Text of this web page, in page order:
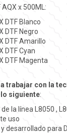
AQX x 500ML:
Blanco
Negro
Amarillo
Cyan
Magenta
trabajar con la
siguiente:
la línea L8050 ,
uso
desarrollado para